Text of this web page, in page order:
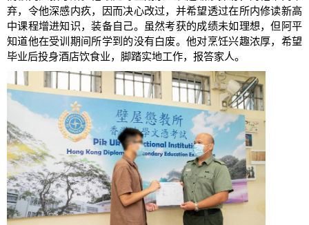
弃，令他深感内疚，因而决心改过，并希望透过在所内修读新高
中课程增进知识，装备自己。虽然考获的成绩未如理想，但阿平
知道他在受训期间所学到的没有白废。他对烹饪兴趣浓厚，希望
毕业后投身酒店饮食业，脚踏实地工作，报答家人。